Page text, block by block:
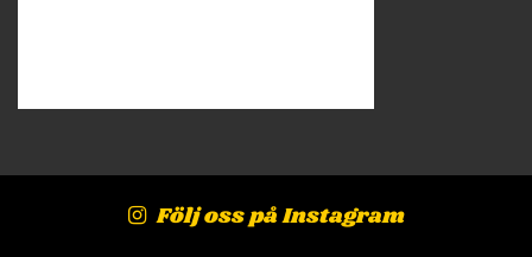
Följ oss på Instagram